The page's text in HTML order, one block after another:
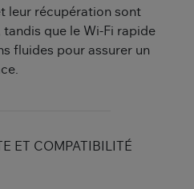
leur récupération sont
que le Wi-Fi rapide
fluides pour assurer un
ET COMPATIBILITÉ